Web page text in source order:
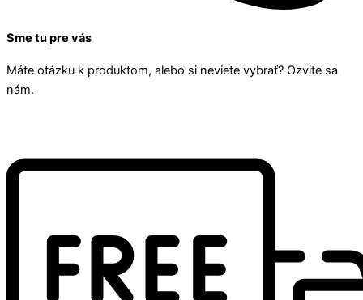
Sme tu pre vás
Máte otázku k produktom, alebo si neviete vybrať? Ozvite sa
nám.